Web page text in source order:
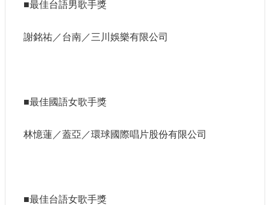
■最佳台語男歌手獎
謝銘祐／台南／三川娛樂有限公司
■最佳國語女歌手獎
林憶蓮／蓋亞／環球國際唱片股份有限公司
■最佳台語女歌手獎